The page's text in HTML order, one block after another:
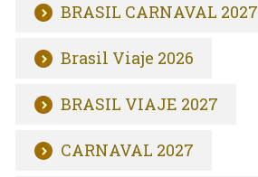
BRASIL CARNAVAL 2027
Brasil Viaje 2026
BRASIL VIAJE 2027
CARNAVAL 2027